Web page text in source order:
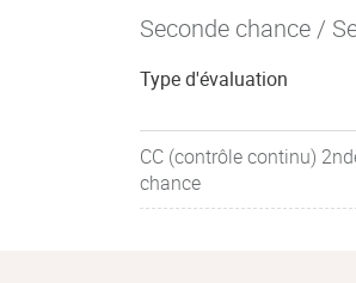
Seconde chance /
Type d'évaluation
CC (contrôle continu)
chance